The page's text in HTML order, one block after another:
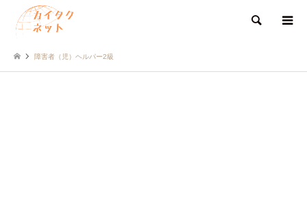
検索
障害者（児）ヘルパー2級